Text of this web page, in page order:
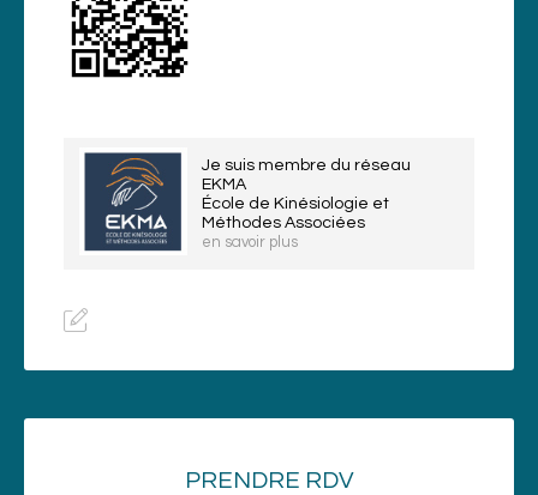
Je suis membre du réseau
EKMA
École de Kinésiologie et
Méthodes Associées
en savoir plus
PRENDRE RDV